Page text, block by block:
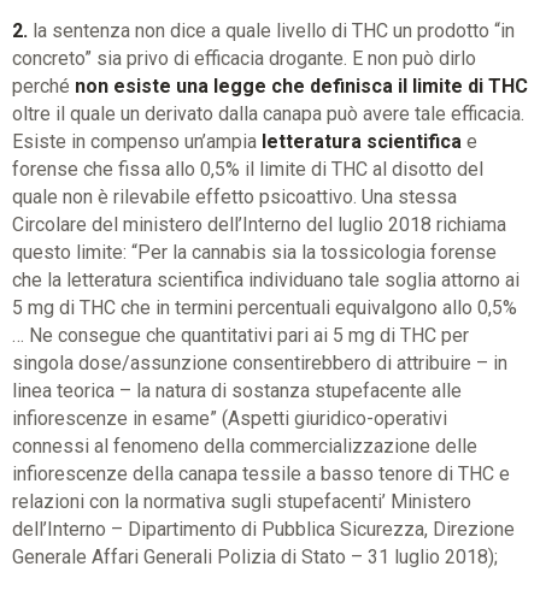
2. la sentenza non dice a quale livello di THC un prodotto “in
concreto” sia privo di efficacia drogante. E non può dirlo
perché non esiste una legge che definisca il limite di THC
oltre il quale un derivato dalla canapa può avere tale efficacia.
Esiste in compenso un’ampia letteratura scientifica e
forense che fissa allo 0,5% il limite di THC al disotto del
quale non è rilevabile effetto psicoattivo. Una stessa
Circolare del ministero dell’Interno del luglio 2018 richiama
questo limite: “Per la cannabis sia la tossicologia forense
che la letteratura scientifica individuano tale soglia attorno ai
5 mg di THC che in termini percentuali equivalgono allo 0,5%
… Ne consegue che quantitativi pari ai 5 mg di THC per
singola dose/assunzione consentirebbero di attribuire – in
linea teorica – la natura di sostanza stupefacente alle
infiorescenze in esame” (Aspetti giuridico-operativi
connessi al fenomeno della commercializzazione delle
infiorescenze della canapa tessile a basso tenore di THC e
relazioni con la normativa sugli stupefacenti’ Ministero
dell’Interno – Dipartimento di Pubblica Sicurezza, Direzione
Generale Affari Generali Polizia di Stato – 31 luglio 2018);